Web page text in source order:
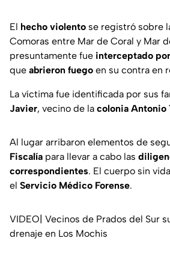
El hecho violento se registró sobre
Comoras entre Mar de Coral y Mar
presuntamente fue interceptado
que abrieron fuego en su contra en
La víctima fue identificada por sus
Javier, vecino de la colonia Antonio
Al lugar arribaron elementos de
Fiscalía para llevar a cabo las
correspondientes. El cuerpo sin
el Servicio Médico Forense.
VIDEO| Vecinos de Prados del Sur
drenaje en Los Mochis